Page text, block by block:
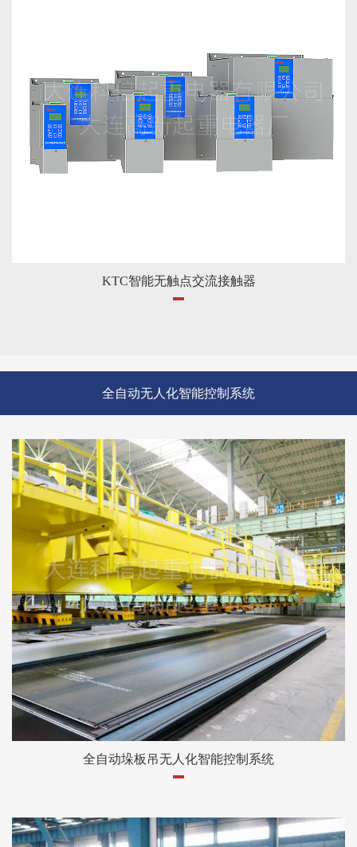
KTC智能无触点交流接触器
全自动无人化智能控制系统
全自动垛板吊无人化智能控制系统